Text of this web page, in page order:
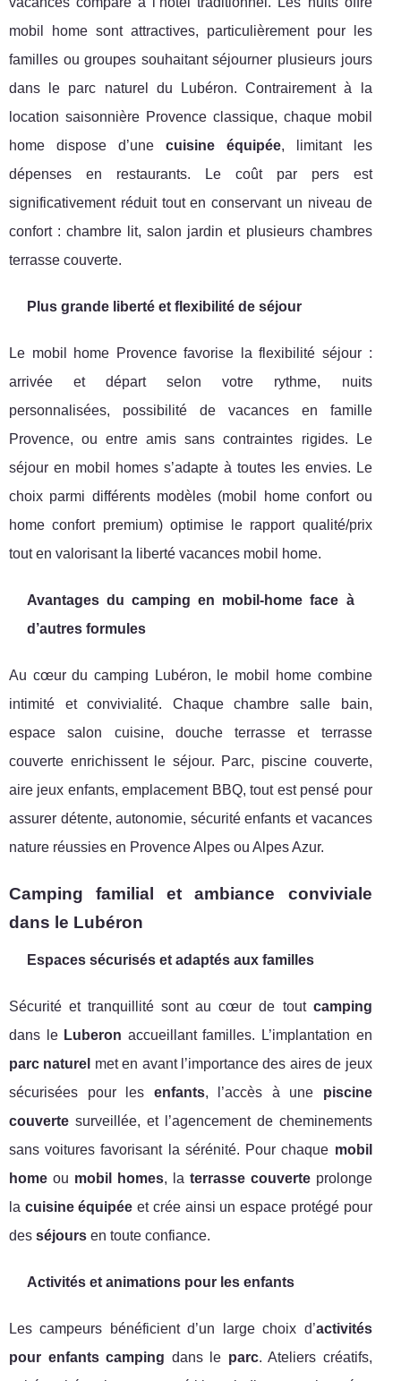
mobil home sont attractives, particulièrement pour les
familles ou groupes souhaitant séjourner plusieurs jours
dans le parc naturel du Lubéron. Contrairement à la
location saisonnière Provence classique, chaque mobil
home dispose d’une cuisine équipée, limitant les
dépenses en restaurants. Le coût par pers est
significativement réduit tout en conservant un niveau de
confort : chambre lit, salon jardin et plusieurs chambres
terrasse couverte.
Plus grande liberté et flexibilité de séjour
Le mobil home Provence favorise la flexibilité séjour :
arrivée et départ selon votre rythme, nuits
personnalisées, possibilité de vacances en famille
Provence, ou entre amis sans contraintes rigides. Le
séjour en mobil homes s’adapte à toutes les envies. Le
choix parmi différents modèles (mobil home confort ou
home confort premium) optimise le rapport qualité/prix
tout en valorisant la liberté vacances mobil home.
Avantages du camping en mobil-home face à
d’autres formules
Au cœur du camping Lubéron, le mobil home combine
intimité et convivialité. Chaque chambre salle bain,
espace salon cuisine, douche terrasse et terrasse
couverte enrichissent le séjour. Parc, piscine couverte,
aire jeux enfants, emplacement BBQ, tout est pensé pour
assurer détente, autonomie, sécurité enfants et vacances
nature réussies en Provence Alpes ou Alpes Azur.
Camping familial et ambiance conviviale
dans le Lubéron
Espaces sécurisés et adaptés aux familles
Sécurité et tranquillité sont au cœur de tout camping
dans le Luberon accueillant familles. L’implantation en
parc naturel met en avant l’importance des aires de jeux
sécurisées pour les enfants, l’accès à une piscine
couverte surveillée, et l’agencement de cheminements
sans voitures favorisant la sérénité. Pour chaque mobil
home ou mobil homes, la terrasse couverteprolonge
la cuisine équipée et crée ainsi un espace protégé pour
des séjours en toute confiance.
Activités et animations pour les enfants
Les campeurs bénéficient d’un large choix d’activités
pour enfants camping dans le parc. Ateliers créatifs,